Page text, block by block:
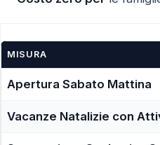
MISURA
Apertura Sabato Mattina
Vacanze Natalizie con